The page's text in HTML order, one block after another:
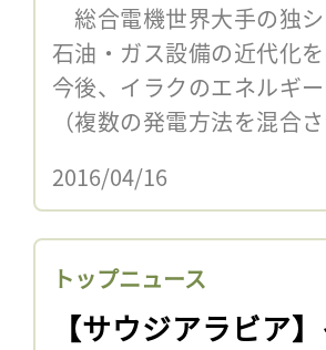
総合電機世界大手の独
石油・ガス設備の近代化
今後、イラクのエネルギ
（複数の発電方法を混合
2016/04/16
トップニュース
【サウジアラビア